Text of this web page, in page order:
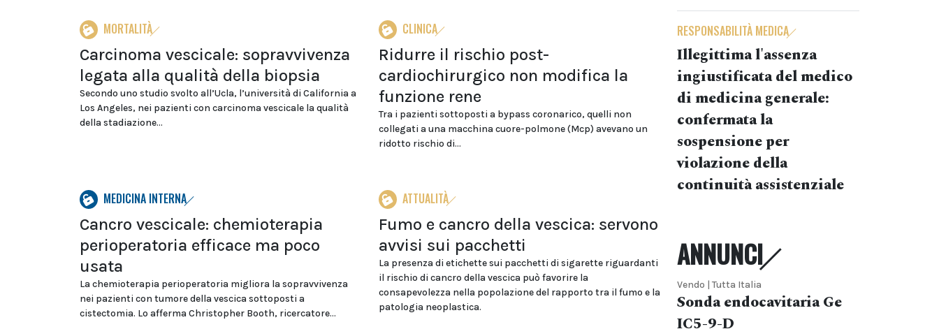
MORTALITÀ
Carcinoma vescicale: sopravvivenza
legata alla qualità della biopsia
Secondo uno studio svolto all’Ucla, l’università di California a
Los Angeles, nei pazienti con carcinoma vescicale la qualità
della stadiazione...
CLINICA
Ridurre il rischio post-
cardiochirurgico non modifica la
funzione rene
Tra i pazienti sottoposti a bypass coronarico, quelli non
collegati a una macchina cuore-polmone (Mcp) avevano un
ridotto rischio di...
MEDICINA INTERNA
Cancro vescicale: chemioterapia
perioperatoria efficace ma poco
usata
La chemioterapia perioperatoria migliora la sopravvivenza
nei pazienti con tumore della vescica sottoposti a
cistectomia. Lo afferma Christopher Booth, ricercatore...
ATTUALITÀ
Fumo e cancro della vescica: servono
avvisi sui pacchetti
La presenza di etichette sui pacchetti di sigarette riguardanti
il rischio di cancro della vescica può favorire la
consapevolezza nella popolazione del rapporto tra il fumo e la
patologia neoplastica.
RESPONSABILITÀ MEDICA
Illegittima l'assenza
ingiustificata del medico
di medicina generale:
confermata la
sospensione per
violazione della
continuità assistenziale
ANNUNCI
Vendo | Tutta Italia
Sonda endocavitaria Ge
IC5-9-D